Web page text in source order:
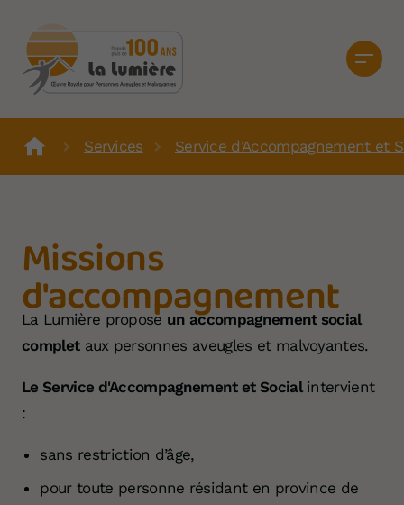
Services Service d'Accompagnement et
Missions
d'accompagnement
La Lumière propose un accompagnement social
completaux personnes aveugles et malvoyantes.
Le Service d'Accompagnement et Socialintervient
:
sans restriction d’âge,
pour toute personne résidant en province de